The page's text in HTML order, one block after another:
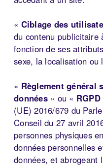
« Ciblage des
du contenu
fonction de ses
sexe, la localisation ou
« Règlement général
données» ou « RGPD
(UE) 2016/679 du
Conseil du 27 avril
personnes physiques
données personnelles
données, et abrogeant